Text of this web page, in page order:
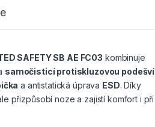
SAFETY SB AE FC03 kombinuje
samočisticí protiskluzovou podešví
a antistatická úprava ESD. Díky
přizpůsobí noze a zajistí komfort i při